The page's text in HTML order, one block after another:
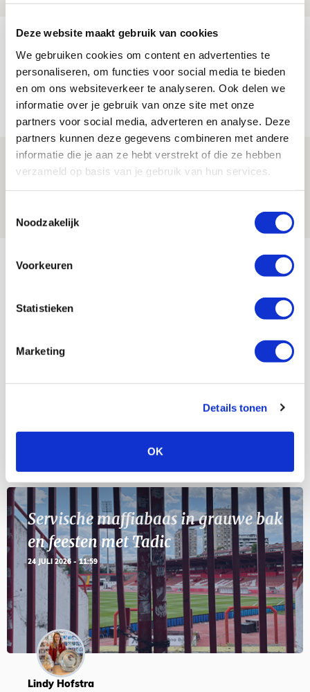
Deze website maakt gebruik van cookies
We gebruiken cookies om content en advertenties te
personaliseren, om functies voor social media te bieden
en om ons websiteverkeer te analyseren. Ook delen we
informatie over je gebruik van onze site met onze
partners voor social media, adverteren en analyse. Deze
partners kunnen deze gegevens combineren met andere
informatie die je aan ze hebt verstrekt of die ze hebben
verzameld op basis van je gebruik van hun services.
Noodzakelijk
Voorkeuren
Statistieken
Marketing
Details tonen
OK
Míchel geeft blessure-update en
spreekt over Godts, Baas en
aanwinsten
Volop enthousiasme in fotoverslag van
Europees treffen met Shelbourne
FOTOVERSLAG
Selectiedag ballenjongens/-meiden
11 Geef Mij Maar Amsterdam
Servische maffiabaas in grauwe bak
en feesten met Tadic
24 JULI 2026 - 11:59
Lindy Hofstra